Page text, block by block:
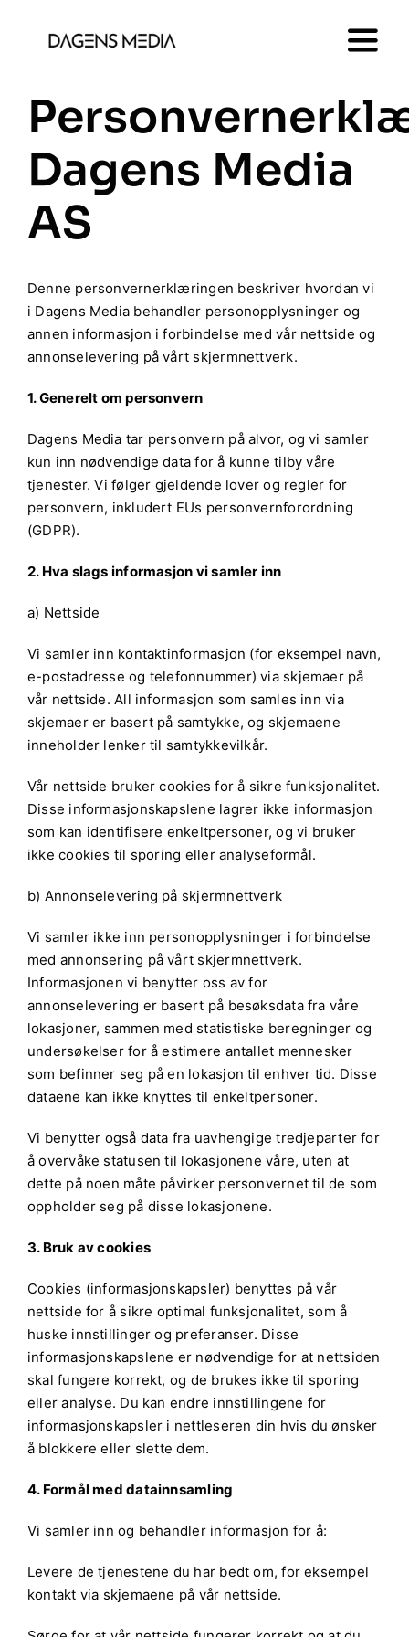
Innsikt
Om oss
Artikler
Dagens Media
AS
Denne personvernerklæringen beskriver hvordan vi
i Dagens Media behandler personopplysninger og
annen informasjon i forbindelse med vår nettside og
annonselevering på vårt skjermnettverk.
1. Generelt om personvern
Dagens Media tar personvern på alvor, og vi samler
kun inn nødvendige data for å kunne tilby våre
tjenester. Vi følger gjeldende lover og regler for
personvern, inkludert EUs personvernforordning
(GDPR).
2. Hva slags informasjon vi samler inn
a) Nettside
Vi samler inn kontaktinformasjon (for eksempel navn,
e-postadresse og telefonnummer) via skjemaer på
vår nettside. All informasjon som samles inn via
skjemaer er basert på samtykke, og skjemaene
inneholder lenker til samtykkevilkår.
Vår nettside bruker cookies for å sikre funksjonalitet.
Disse informasjonskapslene lagrer ikke informasjon
som kan identifisere enkeltpersoner, og vi bruker
ikke cookies til sporing eller analyseformål.
b) Annonselevering på skjermnettverk
Vi samler ikke inn personopplysninger i forbindelse
med annonsering på vårt skjermnettverk.
Informasjonen vi benytter oss av for
annonselevering er basert på besøksdata fra våre
lokasjoner, sammen med statistiske beregninger og
undersøkelser for å estimere antallet mennesker
som befinner seg på en lokasjon til enhver tid. Disse
dataene kan ikke knyttes til enkeltpersoner.
Vi benytter også data fra uavhengige tredjeparter for
å overvåke statusen til lokasjonene våre, uten at
dette på noen måte påvirker personvernet til de som
oppholder seg på disse lokasjonene.
3. Bruk av cookies
Cookies (informasjonskapsler) benyttes på vår
nettside for å sikre optimal funksjonalitet, som å
huske innstillinger og preferanser. Disse
informasjonskapslene er nødvendige for at nettsiden
skal fungere korrekt, og de brukes ikke til sporing
eller analyse. Du kan endre innstillingene for
informasjonskapsler i nettleseren din hvis du ønsker
å blokkere eller slette dem.
4. Formål med datainnsamling
Vi samler inn og behandler informasjon for å:
Levere de tjenestene du har bedt om, for eksempel
kontakt via skjemaene på vår nettside.